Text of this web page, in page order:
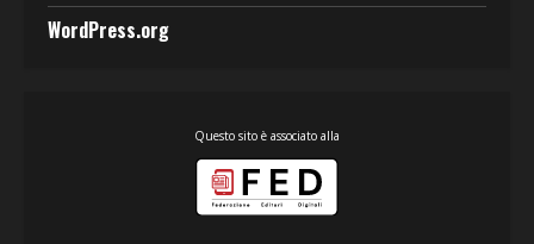
WordPress.org
Questo sito è associato alla